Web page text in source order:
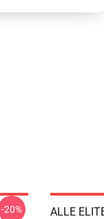
-20%
ALLE